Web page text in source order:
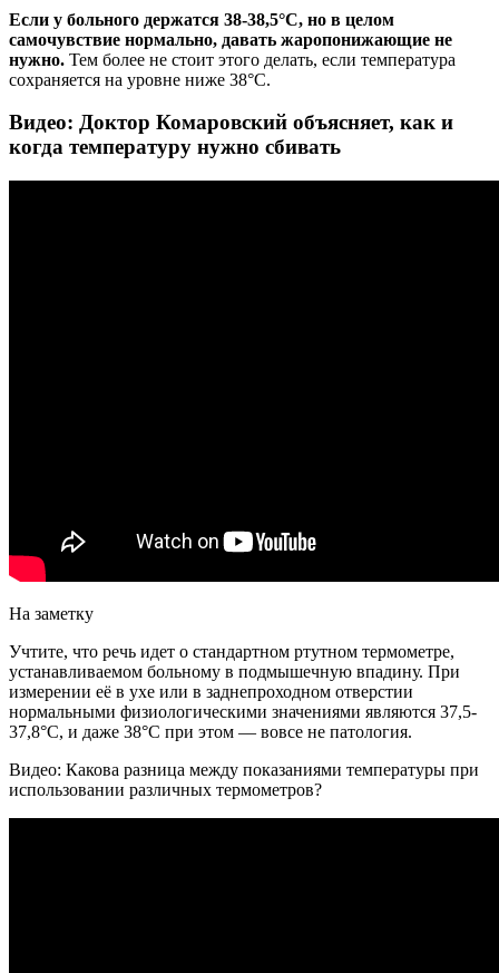
Если у больного держатся 38-38,5°С, но в целом
самочувствие нормально, давать жаропонижающие не
нужно. Тем более не стоит этого делать, если температура
сохраняется на уровне ниже 38°С.
Видео: Доктор Комаровский объясняет, как и
когда температуру нужно сбивать
На заметку
Учтите, что речь идет о стандартном ртутном термометре,
устанавливаемом больному в подмышечную впадину. При
измерении её в ухе или в заднепроходном отверстии
нормальными физиологическими значениями являются 37,5-
37,8°С, и даже 38°С при этом — вовсе не патология.
Видео: Какова разница между показаниями температуры при
использовании различных термометров?